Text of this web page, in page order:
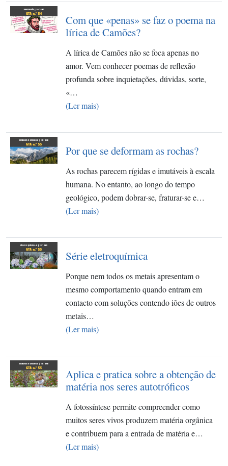
Com que «penas» se faz o poema na
lírica de Camões?
A lírica de Camões não se foca apenas no
amor. Vem conhecer poemas de reflexão
profunda sobre inquietações, dúvidas, sorte,
«…
(Ler mais)
Por que se deformam as rochas?​
As rochas parecem rígidas e imutáveis à escala
humana. No entanto, ao longo do tempo
geológico, podem dobrar-se, fraturar-se e…
(Ler mais)
Série eletroquímica
Porque nem todos os metais apresentam o
mesmo comportamento quando entram em
contacto com soluções contendo iões de outros
metais…
(Ler mais)
Aplica e pratica sobre a obtenção de
matéria nos seres autotróficos
A fotossíntese permite compreender como
muitos seres vivos produzem matéria orgânica
e contribuem para a entrada de matéria e…
(Ler mais)